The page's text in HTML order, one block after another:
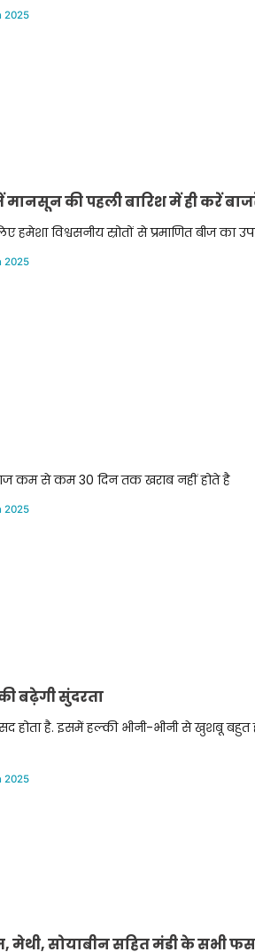
2025
की पहली बारिश में ही करें
हमेशा विश्वसनीय स्रोतों से प्रमाणित बीज का
2025
कम से कम 30 दिन तक खराब नहीं होते है
2025
बढ़ेगी सुंदरता
है. इसमें हल्की भीनी-भीनी से खुशबू बहुत
2025
मेथी, सोयाबीन सहित मंडी के सभी